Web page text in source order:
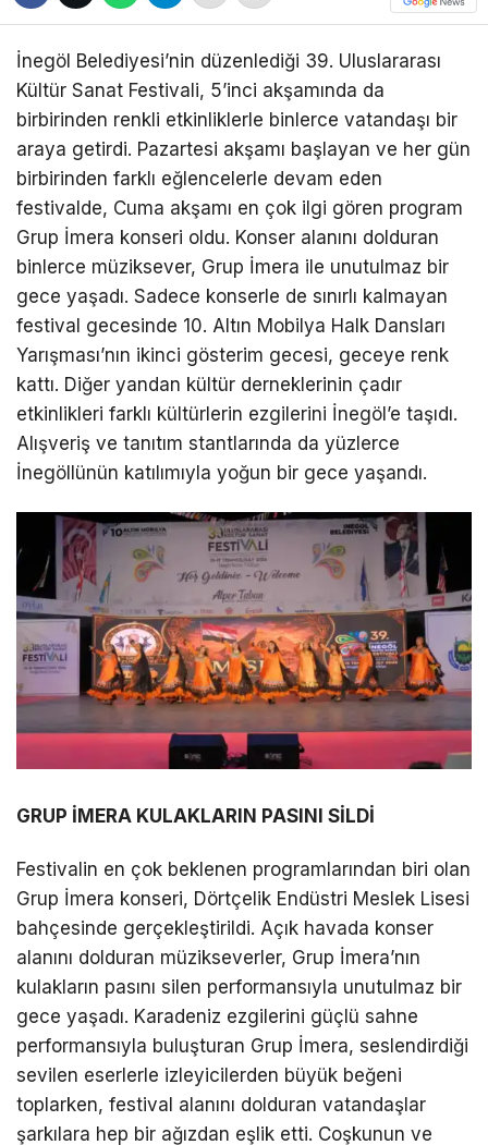
İnegöl Belediyesi’nin düzenlediği 39. Uluslararası
Kültür Sanat Festivali, 5’inci akşamında da
birbirinden renkli etkinliklerle binlerce vatandaşı bir
araya getirdi. Pazartesi akşamı başlayan ve her gün
birbirinden farklı eğlencelerle devam eden
festivalde, Cuma akşamı en çok ilgi gören program
Grup İmera konseri oldu. Konser alanını dolduran
binlerce müziksever, Grup İmera ile unutulmaz bir
gece yaşadı. Sadece konserle de sınırlı kalmayan
festival gecesinde 10. Altın Mobilya Halk Dansları
Yarışması’nın ikinci gösterim gecesi, geceye renk
kattı. Diğer yandan kültür derneklerinin çadır
etkinlikleri farklı kültürlerin ezgilerini İnegöl’e taşıdı.
Alışveriş ve tanıtım stantlarında da yüzlerce
İnegöllünün katılımıyla yoğun bir gece yaşandı.
GRUP İMERA KULAKLARIN PASINI SİLDİ
Festivalin en çok beklenen programlarından biri olan
Grup İmera konseri, Dörtçelik Endüstri Meslek Lisesi
bahçesinde gerçekleştirildi. Açık havada konser
alanını dolduran müzikseverler, Grup İmera’nın
kulakların pasını silen performansıyla unutulmaz bir
gece yaşadı. Karadeniz ezgilerini güçlü sahne
performansıyla buluşturan Grup İmera, seslendirdiği
sevilen eserlerle izleyicilerden büyük beğeni
toplarken, festival alanını dolduran vatandaşlar
şarkılara hep bir ağızdan eşlik etti. Coşkunun ve